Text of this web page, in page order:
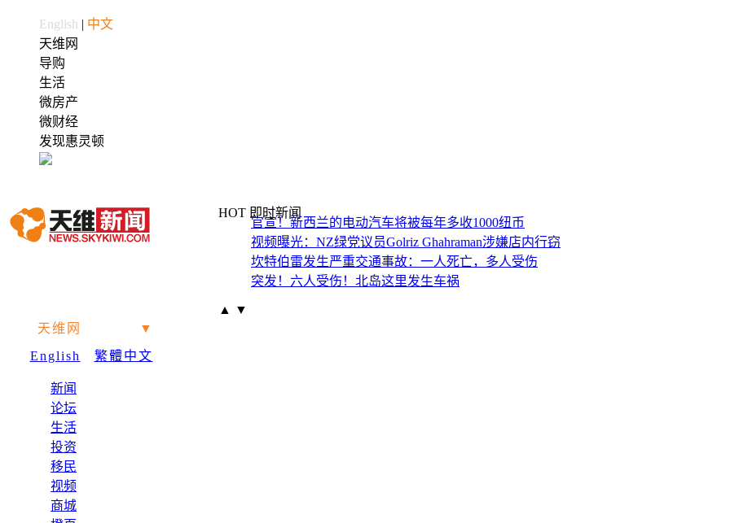
English | 中文
天维网
导购
生活
微房产
微财经
发现惠灵顿
HOT 即时新闻
视频曝光：NZ绿党议员Golriz Ghahraman涉嫌店内行窃
坎特伯雷发生严重交通事故：一人死亡，多人受伤
突发！六人受伤！北岛这里发生车祸
官宣！新西兰的电动汽车将被每年多收1000纽币
天维网
English|繁體中文
新闻
论坛
生活
投资
移民
视频
商城